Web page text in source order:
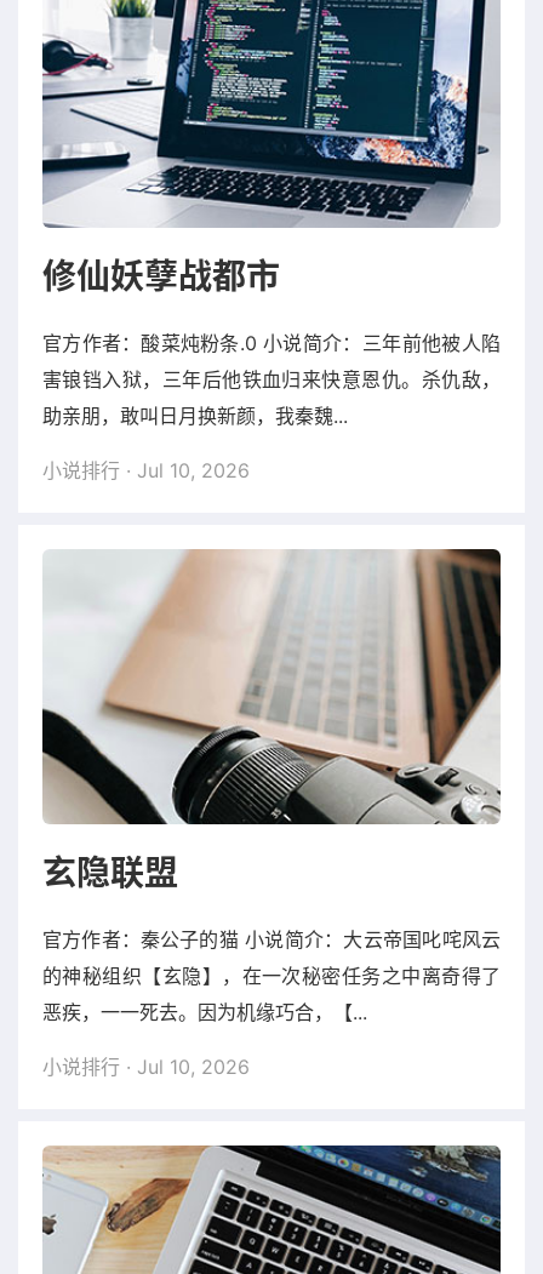
修仙妖孽战都市
官方作者：酸菜炖粉条.0 小说简介：三年前他被人陷
害锒铛入狱，三年后他铁血归来快意恩仇。杀仇敌，
助亲朋，敢叫日月换新颜，我秦魏...
小说排行 · Jul 10, 2026
玄隐联盟
官方作者：秦公子的猫 小说简介：大云帝国叱咤风云
的神秘组织【玄隐】，在一次秘密任务之中离奇得了
恶疾，一一死去。因为机缘巧合，【...
小说排行 · Jul 10, 2026